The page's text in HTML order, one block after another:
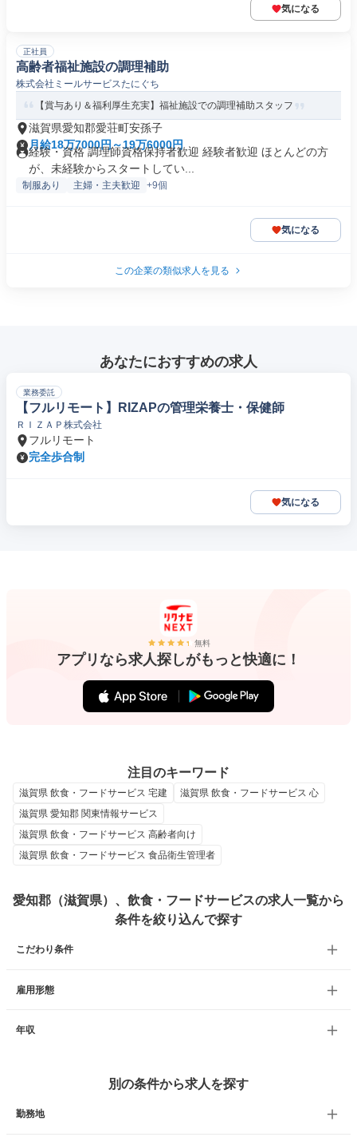
気になる
正社員
高齢者福祉施設の調理補助
株式会社ミールサービスたにぐち
【賞与あり＆福利厚生充実】福祉施設での調理補助スタッフ
滋賀県愛知郡愛荘町安孫子
月給18万7000円～19万6000円
経験・資格 調理師資格保持者歓迎 経験者歓迎 ほとんどの方
が、未経験からスタートしてい...
制服あり 主婦・主夫歓迎 +9個
気になる
この企業の類似求人を見る
あなたにおすすめの求人
業務委託
【フルリモート】RIZAPの管理栄養士・保健師
ＲＩＺＡＰ株式会社
フルリモート
完全歩合制
気になる
無料
アプリなら求人探しがもっと快適に！
注目のキーワード
滋賀県 飲食・フードサービス 宅建
滋賀県 飲食・フードサービス 心
滋賀県 愛知郡 関東情報サービス
滋賀県 飲食・フードサービス 高齢者向け
滋賀県 飲食・フードサービス 食品衛生管理者
愛知郡（滋賀県）、飲食・フードサービスの求人一覧から
条件を絞り込んで探す
こだわり条件
雇用形態
年収
別の条件から求人を探す
勤務地